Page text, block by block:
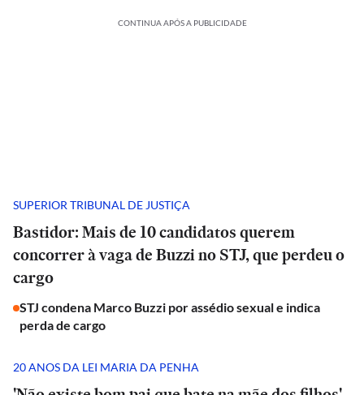
CONTINUA APÓS A PUBLICIDADE
SUPERIOR TRIBUNAL DE JUSTIÇA
Bastidor: Mais de 10 candidatos querem
concorrer à vaga de Buzzi no STJ, que perdeu o
cargo
STJ condena Marco Buzzi por assédio sexual e indica
perda de cargo
20 ANOS DA LEI MARIA DA PENHA